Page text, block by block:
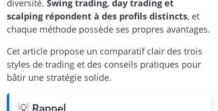
diversité. Swing trading, day trading et
scalping répondent à des profils distincts, et
chaque méthode possède ses propres avantages.
Cet article propose un comparatif clair des trois
styles de trading et des conseils pratiques pour
bâtir une stratégie solide.